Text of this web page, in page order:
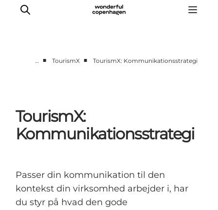
Turismeviden
Om Wonderful Copenhagen
… ■ TourismX ■ TourismX: Kommunikationsstrategi
TourismX:
Kommunikationsstrategi
Passer din kommunikation til den
kontekst din virksomhed arbejder i, har
du styr på hvad den gode